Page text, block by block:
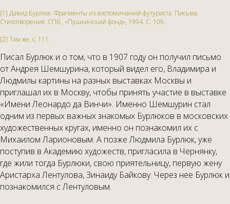
[1] Давид Бурлюк. Фрагменты из воспоминаний футуриста. Письма.
Стихотворения. С­Пб., «Пушкинский фонд», 1994. С. 109.
[2] Там же, с. 111.
Писал Бурлюк и о том, что в 1907 году он получил письмо
от Андрея Шемшурина, который видел его, Владимира и
Людмилы картины на разных выставках Москвы и
приглашал их в Москву, чтобы принять участие в выставке
«Имени Леонардо да Винчи». Именно Шемшурин стал
одним из первых важных знакомых Бурлюков в московских
художественных кругах, именно он познакомил их с
Михаилом Ларионовым. А позже Людмила Бурлюк, уже
поступив в Академию художеств, пригласила в Чернянку,
где жили тогда Бурлюки, свою приятельницу, первую жену
Аристарха Лентулова, Зинаиду Байкову. Через нее Бурлюк и
познакомился с Лентуловым.